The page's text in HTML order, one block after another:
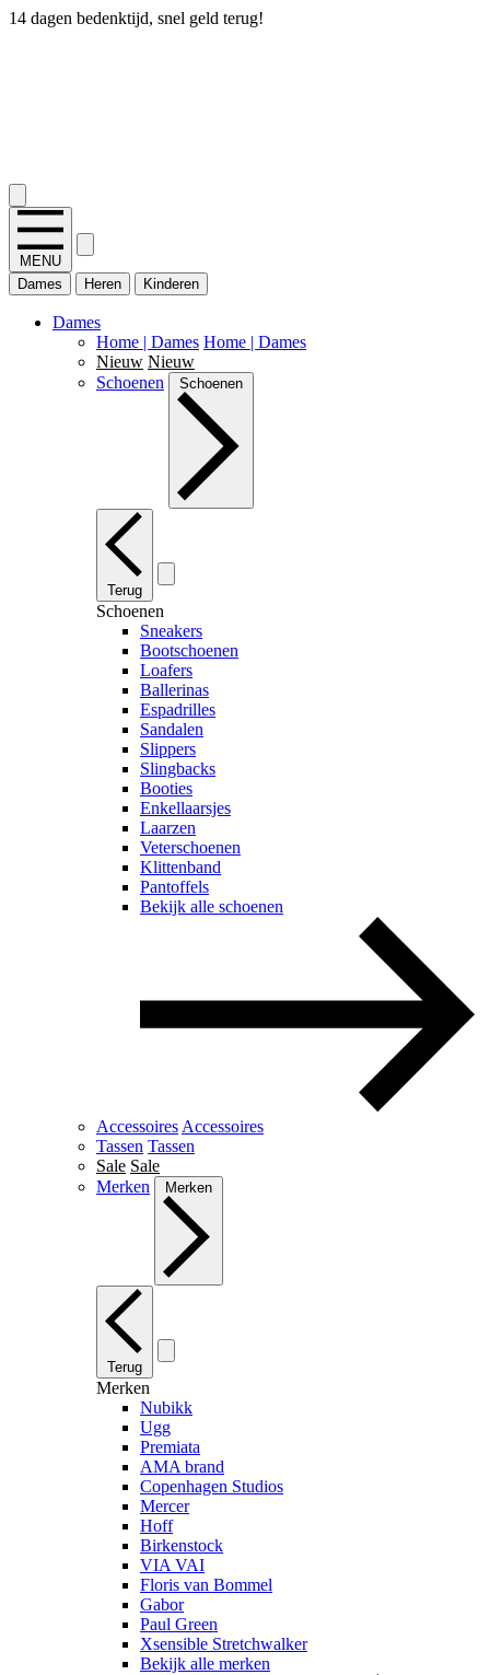
14 dagen bedenktijd, snel geld terug!
MENU
Dames
Heren Kinderen
Dames
Home | Dames Home | Dames
Nieuw Nieuw
Schoenen
Schoenen
Terug
Schoenen
Sneakers
Bootschoenen
Loafers
Ballerinas
Espadrilles
Sandalen
Slippers
Slingbacks
Booties
Enkellaarsjes
Laarzen
Veterschoenen
Klittenband
Pantoffels
Bekijk alle schoenen
Accessoires Accessoires
Tassen Tassen
Sale Sale
Merken
Merken
Terug
Merken
Nubikk
Ugg
Premiata
AMA brand
Copenhagen Studios
Mercer
Hoff
Birkenstock
VIA VAI
Floris van Bommel
Gabor
Paul Green
Xsensible Stretchwalker
Bekijk alle merken